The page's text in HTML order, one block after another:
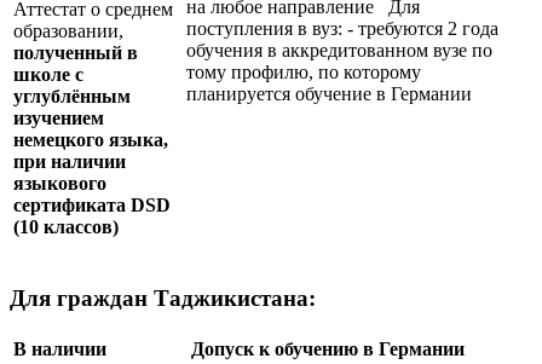
на любое направление Для
поступления в вуз: - требуются 2 года
обучения в аккредитованном вузе по
тому профилю, по которому
планируется обучение в Германии
Аттестат о среднем
образовании,
полученный в
школе с
углублённым
изучением
немецкого языка,
при наличии
языкового
сертификата DSD
(10 классов)
Для граждан Таджикистана:
В наличии
Допуск к обучению в Германии